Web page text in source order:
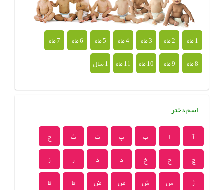
1 ماه 2 ماه 3 ماه 4 ماه 5 ماه 6 ماه
7 ماه
8 ماه
9 ماه 10 ماه 11 ماه 1 سال
اسم دختر
آ ا ب پ ت ث
ج
چ
ح خ د ذ ر
ز
ژ
س ش ص ض ط
ظ